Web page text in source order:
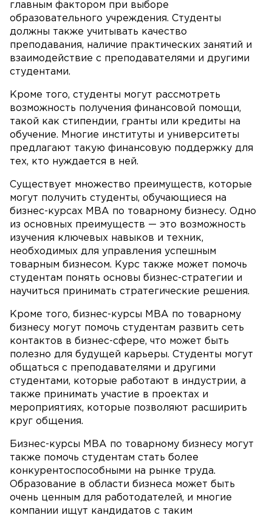
главным фактором при выборе
образовательного учреждения. Студенты
должны также учитывать качество
преподавания, наличие практических занятий и
взаимодействие с преподавателями и другими
студентами.
Кроме того, студенты могут рассмотреть
возможность получения финансовой помощи,
такой как стипендии, гранты или кредиты на
обучение. Многие институты и университеты
предлагают такую финансовую поддержку для
тех, кто нуждается в ней.
Существует множество преимуществ, которые
могут получить студенты, обучающиеся на
бизнес-курсах MBA по товарному бизнесу. Одно
из основных преимуществ — это возможность
изучения ключевых навыков и техник,
необходимых для управления успешным
товарным бизнесом. Курс также может помочь
студентам понять основы бизнес-стратегии и
научиться принимать стратегические решения.
Кроме того, бизнес-курсы MBA по товарному
бизнесу могут помочь студентам развить сеть
контактов в бизнес-сфере, что может быть
полезно для будущей карьеры. Студенты могут
общаться с преподавателями и другими
студентами, которые работают в индустрии, а
также принимать участие в проектах и
мероприятиях, которые позволяют расширить
круг общения.
Бизнес-курсы MBA по товарному бизнесу могут
также помочь студентам стать более
конкурентоспособными на рынке труда.
Образование в области бизнеса может быть
очень ценным для работодателей, и многие
компании ищут кандидатов с таким